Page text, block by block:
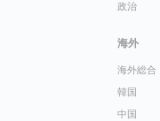
政治
海外
海外総合
韓国
中国